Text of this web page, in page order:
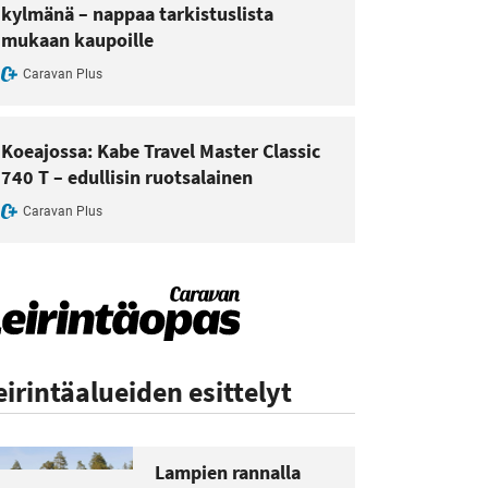
kylmänä – nappaa tarkistuslista
mukaan kaupoille
Caravan Plus
Koeajossa: Kabe Travel Master Classic
740 T – edullisin ruotsalainen
Caravan Plus
esittelyt
Lampien rannalla